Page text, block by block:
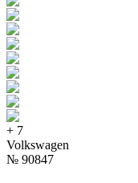
+ 7
Volkswagen
№ 90847